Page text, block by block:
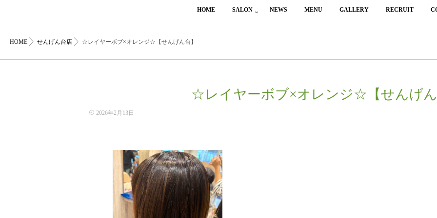
HOME SALON NEWS MENU GALLERY RECRUIT
HOME せんげん台店 ☆レイヤーボブ×オレンジ☆【せんげん台】
☆レイヤーボブ×オレンジ☆【せんげん
2026年2月13日